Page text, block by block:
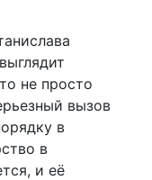
не просто
вызов
в
в
и её